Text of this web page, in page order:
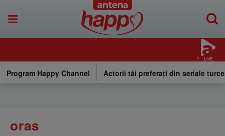
LIVE
Program Happy Channel Actorii tăi preferați din seriale
oras